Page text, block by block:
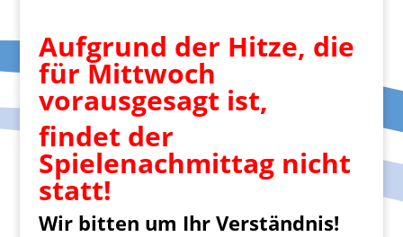
Aufgrund der Hitze, die
für Mittwoch
vorausgesagt ist,
findet der
Spielenachmittag nicht
statt!
Wir bitten um Ihr Verständnis!